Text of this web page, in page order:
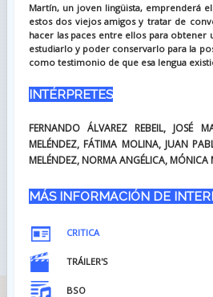
Martín, un joven lingüista, emprenderá
estos dos viejos amigos y tratar de
hacer las paces entre ellos para
estudiarlo y poder conservarlo para la
como testimonio de que esa lengua
INTÉRPRETES
FERNANDO ÁLVAREZ REBEIL, JOSÉ
MELÉNDEZ, FÁTIMA MOLINA, JUAN
MELÉNDEZ, NORMA ANGÉLICA, MÓNICA
MÁS INFORMACIÓN DE
CRITICA
TRÁILER'S
BSO